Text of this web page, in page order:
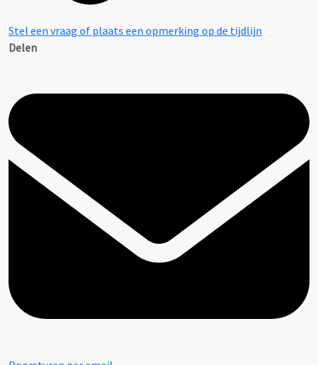
Stel een vraag of plaats een opmerking op de tijdlijn
Delen